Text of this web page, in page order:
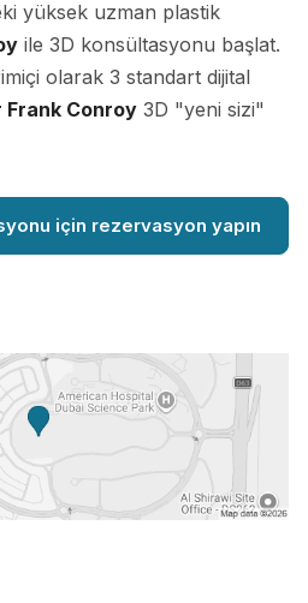
yüksek uzman plastik
ile 3D konsültasyonu başlat.
olarak 3 standart dijital
Frank Conroy 3D "yeni sizi"
için rezervasyon yapın